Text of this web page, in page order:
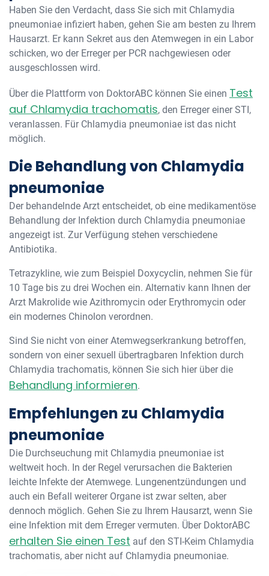
Haben Sie den Verdacht, dass Sie sich mit Chlamydia
pneumoniae infiziert haben, gehen Sie am besten zu Ihrem
Hausarzt. Er kann Sekret aus den Atemwegen in ein Labor
schicken, wo der Erreger per PCR nachgewiesen oder
ausgeschlossen wird.
Über die Plattform von DoktorABC können Sie einen Test
auf Chlamydia trachomatis, den Erreger einer STI,
veranlassen. Für Chlamydia pneumoniae ist das nicht
möglich.
Die Behandlung von Chlamydia
pneumoniae
Der behandelnde Arzt entscheidet, ob eine medikamentöse
Behandlung der Infektion durch Chlamydia pneumoniae
angezeigt ist. Zur Verfügung stehen verschiedene
Antibiotika.
Tetrazykline, wie zum Beispiel Doxycyclin, nehmen Sie für
10 Tage bis zu drei Wochen ein. Alternativ kann Ihnen der
Arzt Makrolide wie Azithromycin oder Erythromycin oder
ein modernes Chinolon verordnen.
Sind Sie nicht von einer Atemwegserkrankung betroffen,
sondern von einer sexuell übertragbaren Infektion durch
Chlamydia trachomatis, können Sie sich hier über die
Behandlung informieren.
Empfehlungen zu Chlamydia
pneumoniae
Die Durchseuchung mit Chlamydia pneumoniae ist
weltweit hoch. In der Regel verursachen die Bakterien
leichte Infekte der Atemwege. Lungenentzündungen und
auch ein Befall weiterer Organe ist zwar selten, aber
dennoch möglich. Gehen Sie zu Ihrem Hausarzt, wenn Sie
eine Infektion mit dem Erreger vermuten. Über DoktorABC
erhalten Sie einen Test auf den STI-Keim Chlamydia
trachomatis, aber nicht auf Chlamydia pneumoniae.